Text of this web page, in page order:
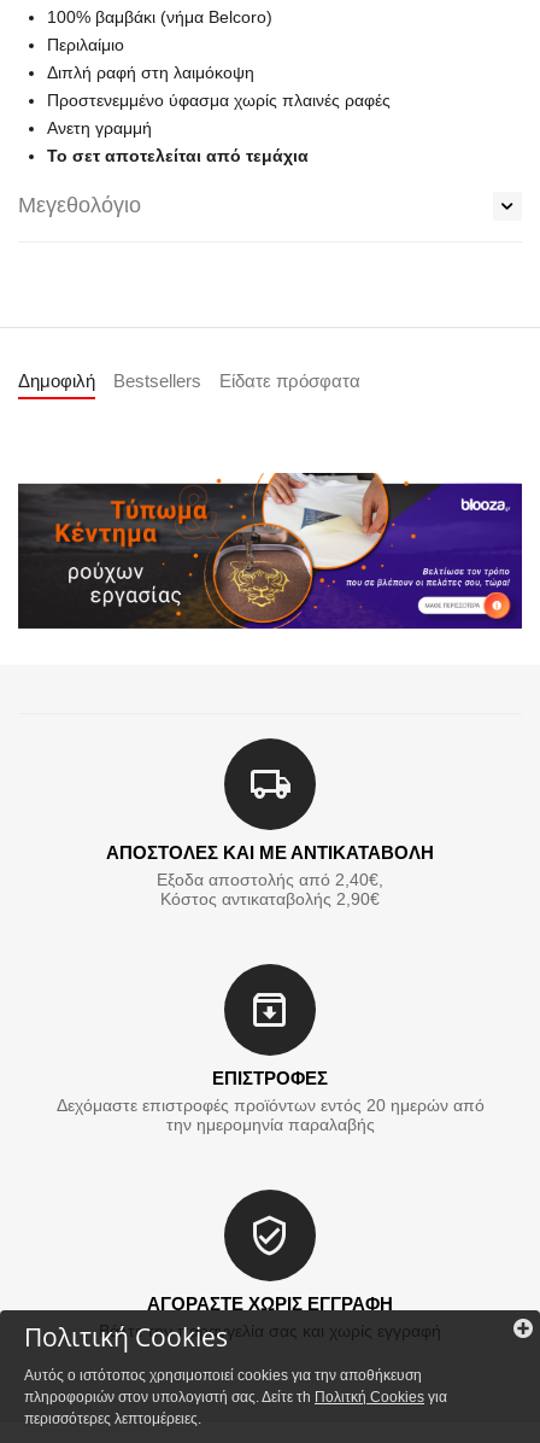
100% βαμβάκι (νήμα Belcoro)
Περιλαίμιο
Διπλή ραφή στη λαιμόκοψη
Προστενεμμένο ύφασμα χωρίς πλαινές ραφές
Ανετη γραμμή
Το σετ αποτελείται από τεμάχια
Μεγεθολόγιο
Δημοφιλή Bestsellers Είδατε πρόσφατα
ΑΠΟΣΤΟΛΕΣ ΚΑΙ ΜΕ ΑΝΤΙΚΑΤΑΒΟΛΗ
Εξοδα αποστολής από 2,40€,
Κόστος αντικαταβολής 2,90€
ΕΠΙΣΤΡΟΦΕΣ
Δεχόμαστε επιστροφές προϊόντων εντός 20 ημερών από
την ημερομηνία παραλαβής
ΑΓΟΡΑΣΤΕ ΧΩΡΙΣ ΕΓΓΡΑΦΗ
Βάλτε την παραγγελία σας και χωρίς εγγραφή
Πολιτική Cookies
Αυτός ο ιστότοπος χρησιμοποιεί cookies για την αποθήκευση
πληροφοριών στον υπολογιστή σας. Δείτε τh Πολιτκή Cookies για
περισσότερες λεπτομέρειες.